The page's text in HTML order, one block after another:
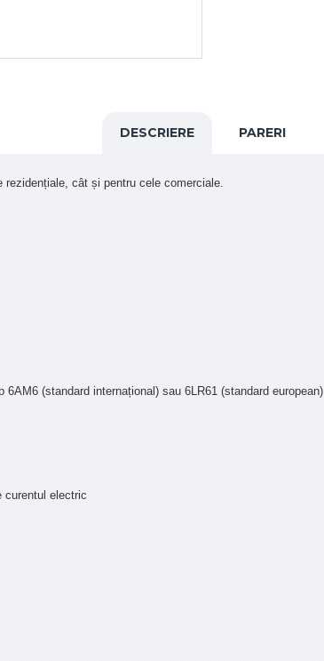
DESCRIERE PARERI
rezidențiale, cât și pentru cele comerciale.
(standard internațional) sau 6LR61 (standard european)
curentul electric